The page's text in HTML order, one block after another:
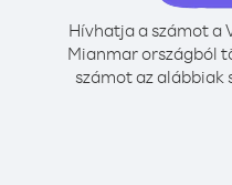
Hívhatja a számot a
Mianmar országból
számot az alábbiak